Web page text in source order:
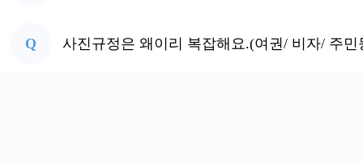
Q 사진규정은 왜이리 복잡해요.(여권/ 비자/ 주민